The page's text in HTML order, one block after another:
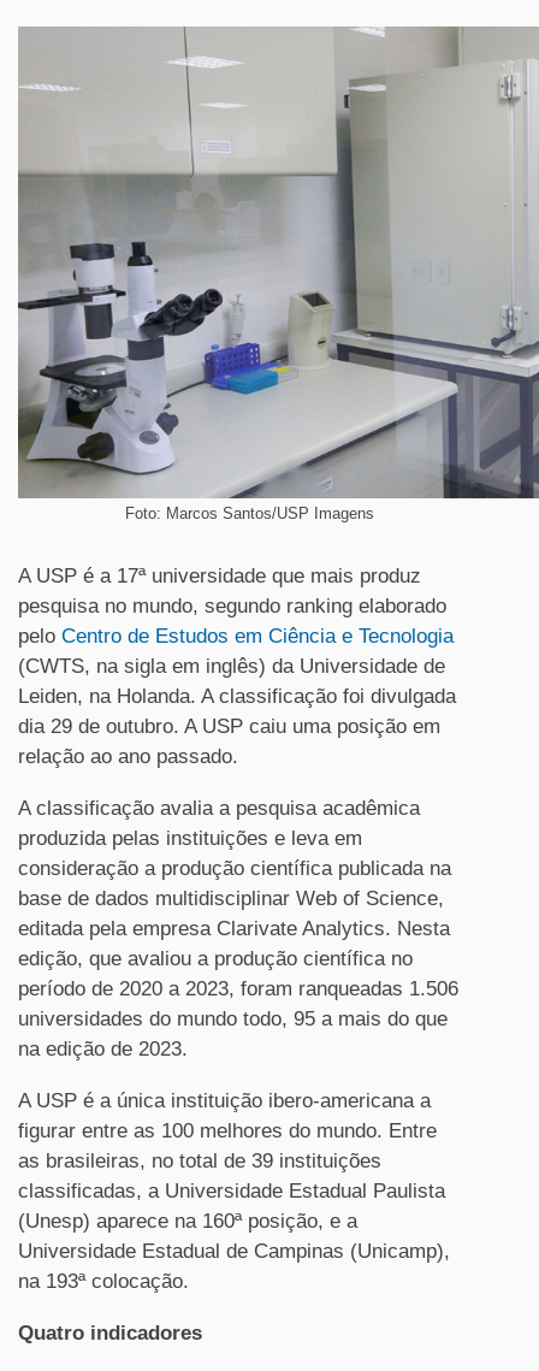
Foto: Marcos Santos/USP Imagens
A USP é a 17ª universidade que mais produz
pesquisa no mundo, segundo ranking elaborado
pelo Centro de Estudos em Ciência e Tecnologia
(CWTS, na sigla em inglês) da Universidade de
Leiden, na Holanda. A classificação foi divulgada
dia 29 de outubro. A USP caiu uma posição em
relação ao ano passado.
A classificação avalia a pesquisa acadêmica
produzida pelas instituições e leva em
consideração a produção científica publicada na
base de dados multidisciplinar Web of Science,
editada pela empresa Clarivate Analytics. Nesta
edição, que avaliou a produção científica no
período de 2020 a 2023, foram ranqueadas 1.506
universidades do mundo todo, 95 a mais do que
na edição de 2023.
A USP é a única instituição ibero-americana a
figurar entre as 100 melhores do mundo. Entre
as brasileiras, no total de 39 instituições
classificadas, a Universidade Estadual Paulista
(Unesp) aparece na 160ª posição, e a
Universidade Estadual de Campinas (Unicamp),
na 193ª colocação.
Quatro indicadores